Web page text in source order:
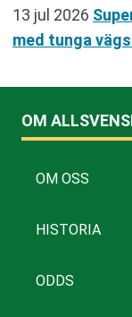
13 jul 2026
med tunga
OM
OM OSS
HISTORIA
ODDS